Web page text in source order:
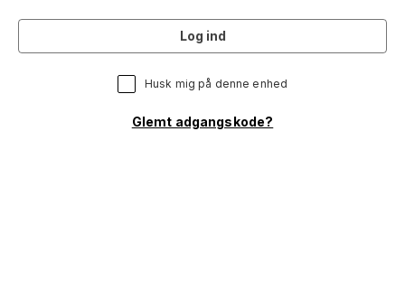
Log ind
Husk mig på denne enhed
Glemt adgangskode?